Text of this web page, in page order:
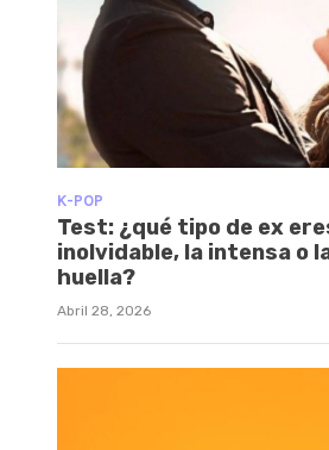
K-POP
Test: ¿qué tipo de ex
inolvidable, la intensa o
huella?
Abril 28, 2026